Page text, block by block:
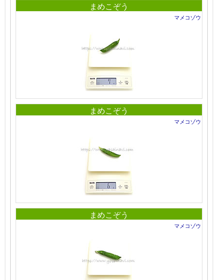
まめこぞう
マメコゾウ
まめこぞう
マメコゾウ
まめこぞう
マメコゾウ